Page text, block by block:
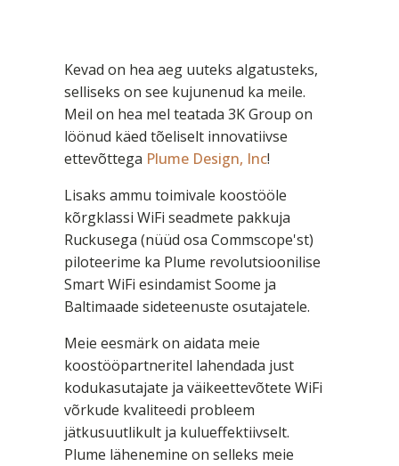
Kevad on hea aeg uuteks algatusteks,
selliseks on see kujunenud ka meile.
Meil on hea mel teatada 3K Group on
löönud käed tõeliselt innovatiivse
ettevõttega Plume Design, Inc!
Lisaks ammu toimivale koostööle
kõrgklassi WiFi seadmete pakkuja
Ruckusega (nüüd osa Commscope'st)
piloteerime ka Plume revolutsioonilise
Smart WiFi esindamist Soome ja
Baltimaade sideteenuste osutajatele.
Meie eesmärk on aidata meie
koostööpartneritel lahendada just
kodukasutajate ja väikeettevõtete WiFi
võrkude kvaliteedi probleem
jätkusuutlikult ja kulueffektiivselt.
Plume lähenemine on selleks meie